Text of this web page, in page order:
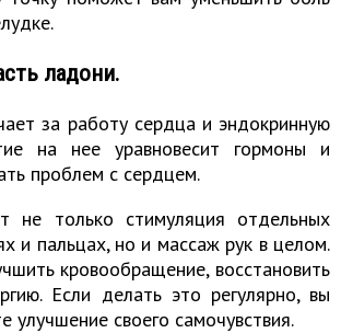
ладони.
за работу сердца и эндокринную
на нее уравновесит гормоны и
проблем с сердцем.
не только стимуляция отдельных
и пальцах, но и массаж рук в целом.
кровообращение, восстановить
Если делать это регулярно, вы
улучшение своего самочувствия.